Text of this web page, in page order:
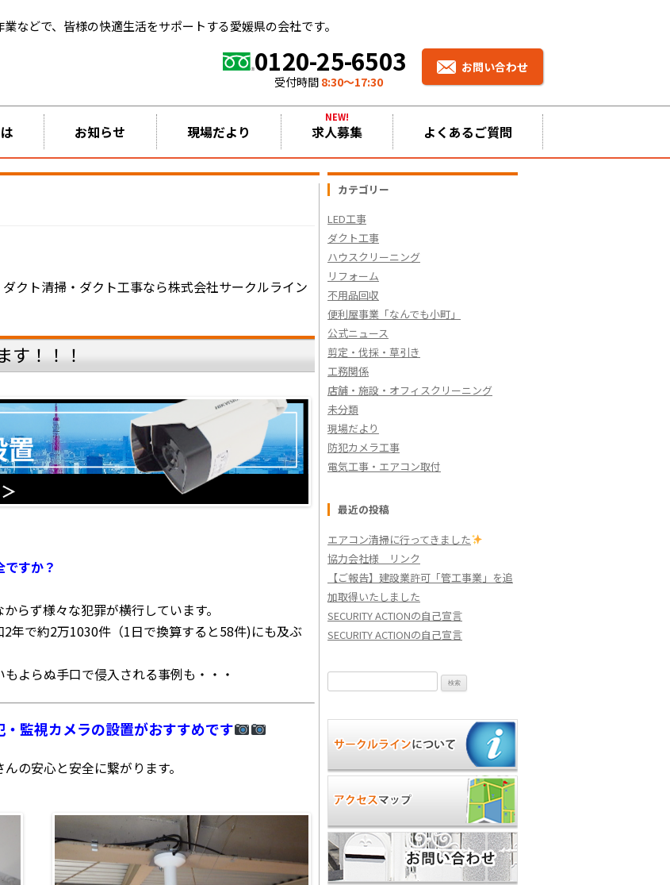
などで、皆様の快適生活をサポートする愛媛県の会社です。
0120-25-6503
受付時間 8:30〜17:30
お問い合わせ
お知らせ 現場だより 求人募集
NEW!
よくあるご質問
クト清掃・ダクト工事なら株式会社サークルライン
す！！！
すか？
らず様々な犯罪が横行しています。
年で約2万1030件（1日で換算すると58件)にも及ぶ
よらぬ手口で侵入される事例も・・・
監視カメラの設置がおすすめです
の安心と安全に繋がります。
カテゴリー
LED工事
ダクト工事
ハウスクリーニング
リフォーム
不用品回収
便利屋事業「なんでも小町」
公式ニュース
剪定・伐採・草引き
工務関係
店舗・施設・オフィスクリーニング
未分類
現場だより
防犯カメラ工事
電気工事・エアコン取付
最近の投稿
エアコン清掃に行ってきました
協力会社様 リンク
【ご報告】建設業許可「管工事業」を追
加取得いたしました
SECURITY ACTIONの自己宣言
SECURITY ACTIONの自己宣言
検
索: